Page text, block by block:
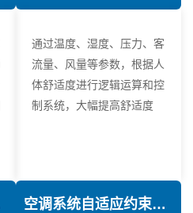
通过温度、湿度、压力、客
流量、风量等参数，根据人
体舒适度进行逻辑运算和控
制系统，大幅提高舒适度
空调系统自适应约束控制技术